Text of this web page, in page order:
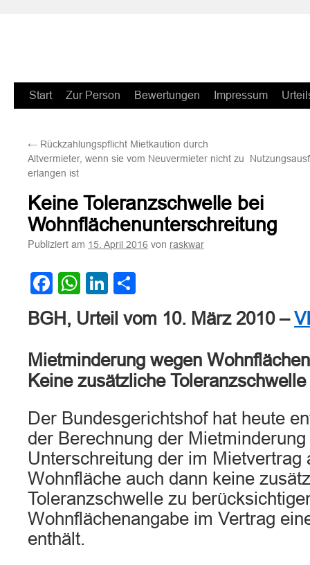
Zum
springen
Start Zur Person Bewertungen Impressum
← Rückzahlungspflicht Mietkaution durch
Altvermieter, wenn sie vom Neuvermieter nicht zu
erlangen ist
Keine Toleranzschwelle bei
Wohnflächenunterschreitung
Publiziert am 15. April 2016 von raskwar
Facebook
WhatsApp
LinkedIn
BGH, Urteil vom 10. März 2010 –
Mietminderung wegen
Keine zusätzliche Toleranzschwelle
Der Bundesgerichtshof hat heute
der Berechnung der
Unterschreitung der im Mietvertrag
Wohnfläche auch dann keine
Toleranzschwelle zu
Wohnflächenangabe im Vertrag
enthält.